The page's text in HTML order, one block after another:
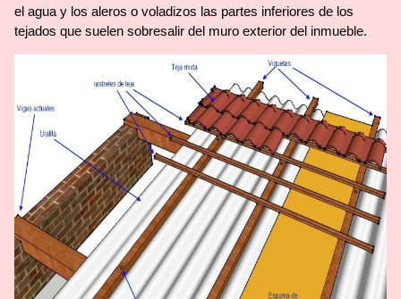
el agua y los aleros o voladizos las partes inferiores de los
tejados que suelen sobresalir del muro exterior del inmueble.